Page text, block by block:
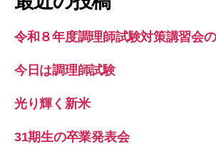
令和８年度調理師試験対策講習会
今日は調理師試験
光り輝く新米
31期生の卒業発表会